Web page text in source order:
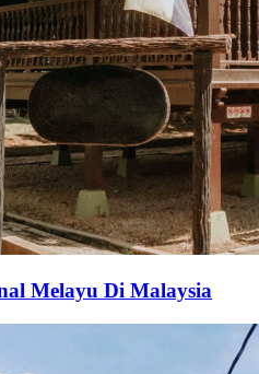
Melayu Di Malaysia